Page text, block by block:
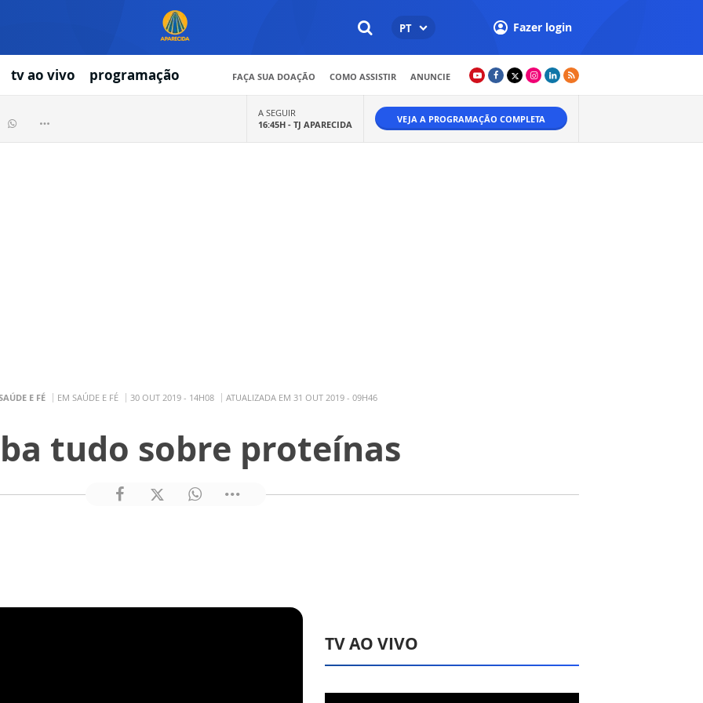
PT Fazer login
tv ao vivo programação FAÇA SUA DOAÇÃO COMO ASSISTIR ANUNCIE
A SEGUIR
16:45H - TJ APARECIDA VEJA A PROGRAMAÇÃO COMPLETA
E FÉ EM SAÚDE E FÉ 30 OUT 2019 - 14H08 ATUALIZADA EM 31 OUT 2019 - 09H46
tudo sobre proteínas
TV AO VIVO